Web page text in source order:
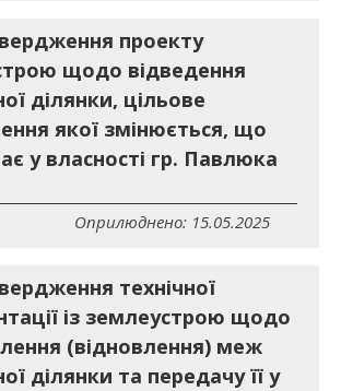
проекту
щодо відведення
ділянки, цільове
якої змінюється, що
у власності гр. Павлюка
Оприлюднено: 15.05.2025
технічної
із землеустрою щодо
(відновлення) меж
ділянки та передачу її у